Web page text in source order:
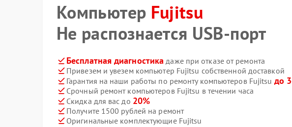
Компьютер Fujitsu
Не распознается USB-порт
Бесплатная диагностика даже при отказе от ремонта
Привезем и увезем компьютер Fujitsu собственной доставкой
Гарантия на наши работы по ремонту компьютеров Fujitsu до
Срочный ремонт компьютеров Fujitsu в течении часа
Скидка для вас до 20%
Получите 1500 рублей на ремонт
Оригинальные комплектующие Fujitsu